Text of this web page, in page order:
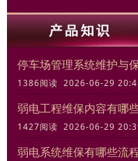
停车场管理系统维护与
1386阅读 2026-06-29
弱电工程维保内容有哪
1427阅读 2026-06-29
弱电系统维保有哪些流